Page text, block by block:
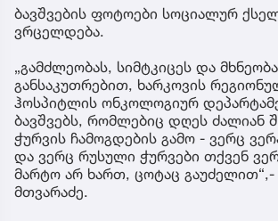
ბავშვების ფოტოები სოციალურ
ვრცელდება.
„გამძლეობას, სიმტკიცეს და
განსაკუთრებით, ხარკოვის
ჰოსპიტლის ონკოლოგიურ
ბავშვებს, რომლებიც დღეს ძალიან
ჭურვის ჩამოგდების გამო - ვერც
და ვერც რუსული ჭურვები თქვენ
მარტო არ ხართ, ცოტაც გაუძელით“,-
მთვარაძე.